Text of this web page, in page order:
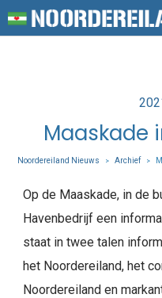
Maaskade
Noordereiland Nieuws > Archief >
Op de Maaskade, in de
Havenbedrijf een
staat in twee talen
het Noordereiland, het
Noordereiland en